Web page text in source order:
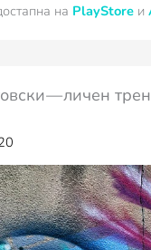
на PlayStore и
— личен